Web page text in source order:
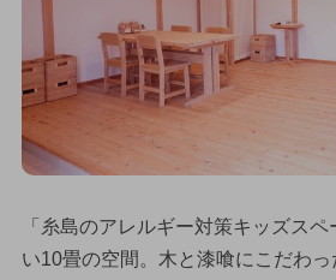
「糸島のアレルギー対策キッズス
い10畳の空間。木と漆喰にこだわっ